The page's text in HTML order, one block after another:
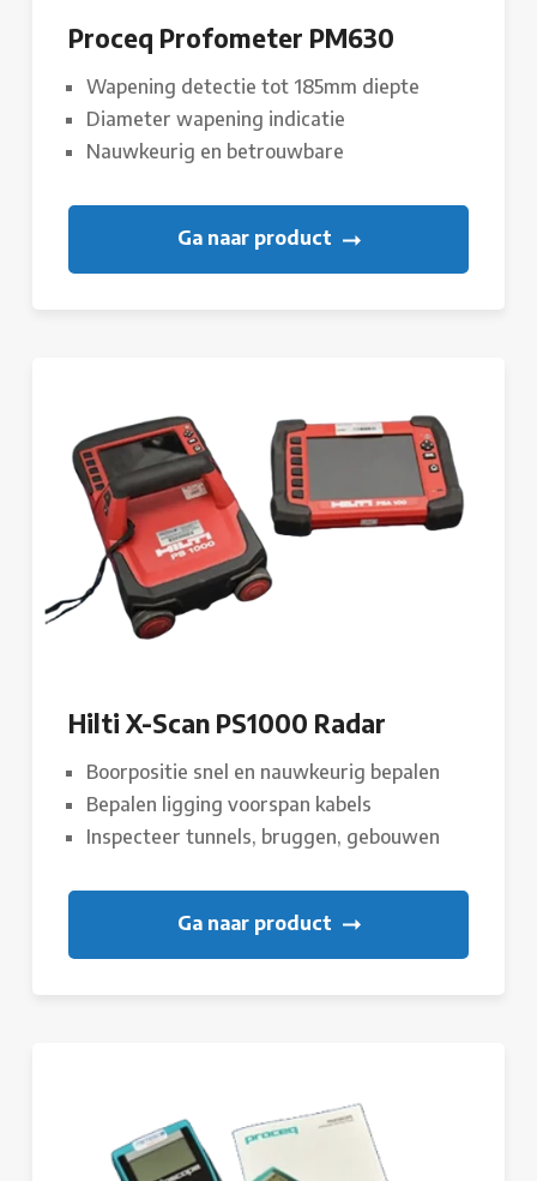
Proceq Profometer PM630
Wapening detectie tot 185mm diepte
Diameter wapening indicatie
Nauwkeurig en betrouwbare
Ga naar product
Hilti X-Scan PS1000 Radar
Boorpositie snel en nauwkeurig bepalen
Bepalen ligging voorspan kabels
Inspecteer tunnels, bruggen, gebouwen
Ga naar product